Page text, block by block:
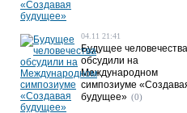
04.11 21:41
Будущее человечества
обсудили на
Международном
симпозиуме
будущее» (0)